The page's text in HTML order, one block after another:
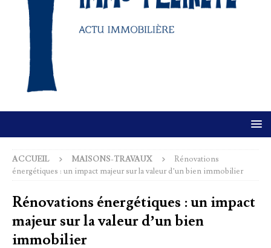
ACCUEIL MAISONS-TRAVAUX
Rénovations
énergétiques : un impact majeur sur la valeur d’un bien immobilier
Rénovations énergétiques : un impact
majeur sur la valeur d’un bien
immobilier